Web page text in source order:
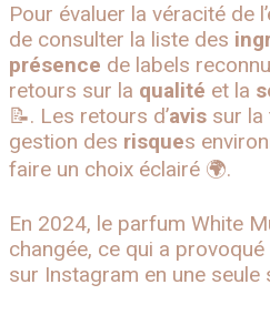
Pour évaluer la véracité de
de consulter la liste des
présence de labels
retours sur la qualité et la
📝. Les retours d’avis sur la
gestion des risques
faire un choix éclairé 🌍.
En 2024, le parfum White
changée, ce qui a
sur Instagram en une seule